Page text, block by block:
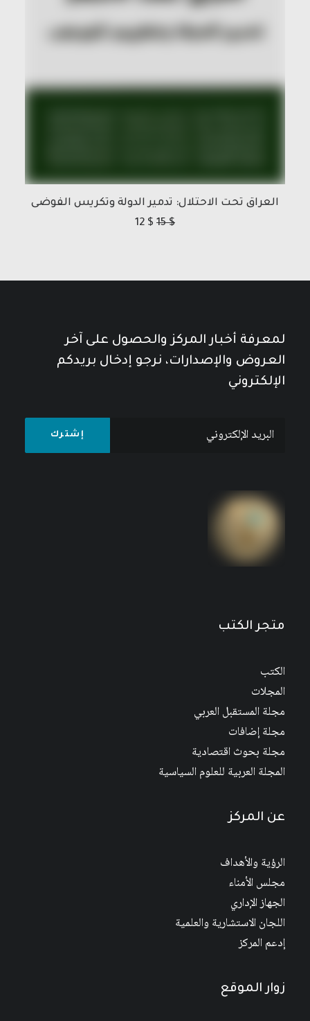
العراق تحت الاحتلال: تدمير الدولة وتكريس الفوضى
15$
12 $
لمعرفة أخبار المركز والحصول على آخر
العروض والإصدارات، نرجو إدخال بريدكم
الإلكتروني
متجر الكتب
الكتب
المجلات
مجلة المستقبل العربي
مجلة إضافات
مجلة بحوث اقتصادية
المجلة العربية للعلوم السياسية
عن المركز
الرؤية والأهداف
مجلس الأمناء
الجهاز الإداري
اللجان الاستشارية والعلمية
إدعم المركز
زوار الموقع